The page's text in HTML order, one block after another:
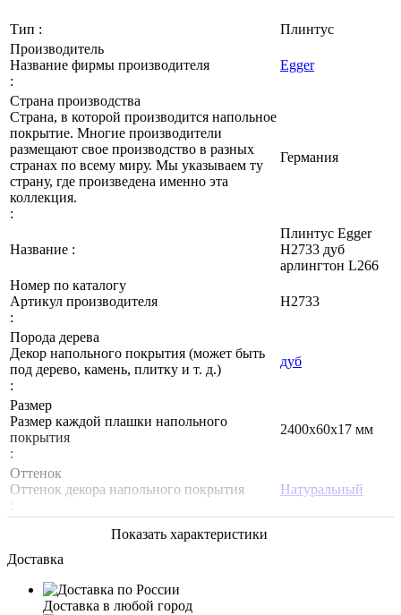
Тип :
Плинтус
Производитель
Название фирмы производителя
:
Egger
Страна производства
Страна, в которой производится напольное
покрытие. Многие производители
размещают свое производство в разных
странах по всему миру. Мы указываем ту
страну, где произведена именно эта
коллекция.
:
Германия
Название :
Плинтус Egger
Н2733 дуб
арлингтон L266
Номер по каталогу
Артикул производителя
:
H2733
Порода дерева
Декор напольного покрытия (может быть
под дерево, камень, плитку и т. д.)
:
дуб
Размер
Размер каждой плашки напольного
покрытия
:
2400х60х17 мм
Оттенок
Оттенок декора напольного покрытия
:
Натуральный
Показать характеристики
Доставка
Доставка в любой город